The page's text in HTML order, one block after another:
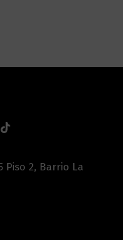
Piso 2, Barrio La